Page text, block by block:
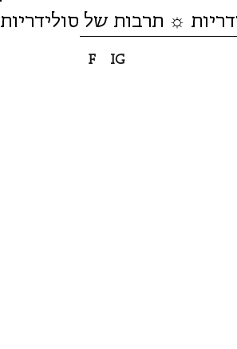
F IG
☼ תרבות של סולידריות